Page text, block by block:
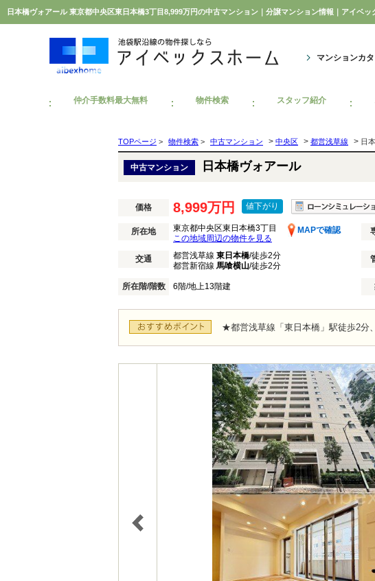
日本橋ヴォアール 東京都中央区東日本橋3丁目8,999万円の中古マンション｜分譲マンション情報｜アイベッ
マンションカ
仲介手数料最大無料 物件検索 スタッフ紹介
TOPページ > 物件検索 > 中古マンション > 中央区 > 都営浅草線 > 日
中古マンション 日本橋ヴォアール
価格 8,999万円 値下がり
所在地 東京都中央区東日本橋3丁目
MAPで確認
この地域周辺の物件を見る
交通 都営浅草線 東日本橋/徒歩2分
都営新宿線 馬喰横山/徒歩2分
所在階/階数 6階/地上13階建
★都営浅草線「東日本橋」駅徒歩2分